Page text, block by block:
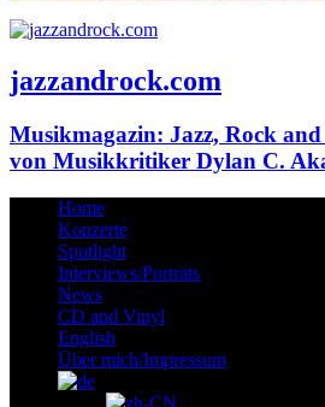
jazzandrock.com
Musikmagazin: Jazz, Rock and
von Musikkritiker Dylan C.
Home
Konzerte
Spotlight
Interviews/Porträts
News
CD and Vinyl
English
Über mich/Impressum